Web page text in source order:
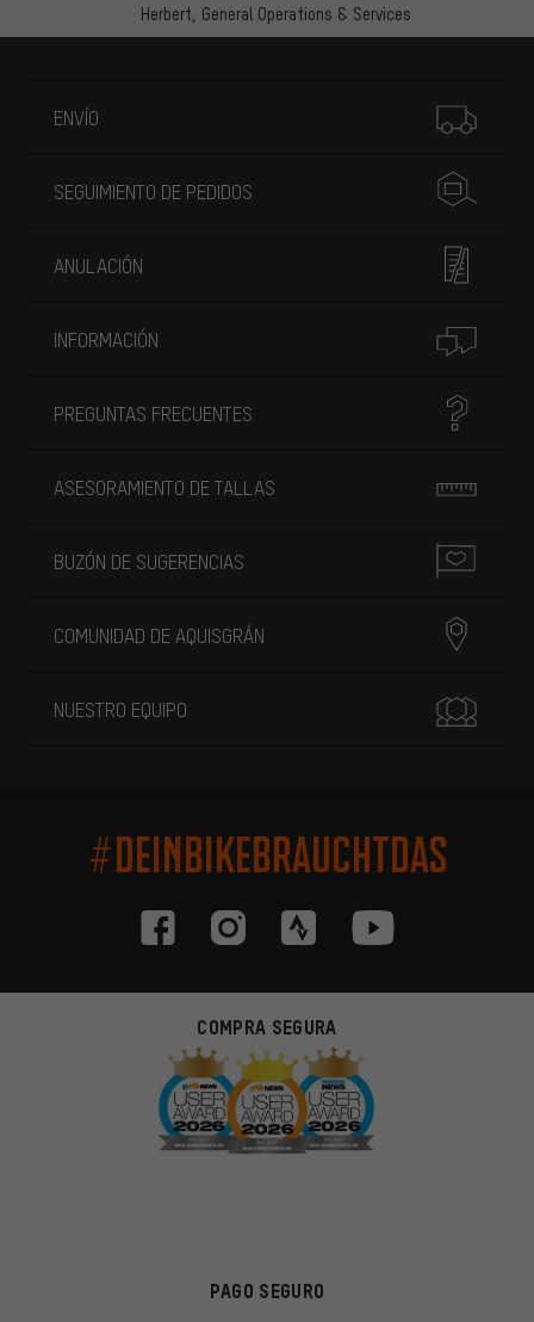
Herbert, General Operations & Services
ENVÍO
SEGUIMIENTO DE PEDIDOS
ANULACIÓN
INFORMACIÓN
PREGUNTAS FRECUENTES
ASESORAMIENTO DE TALLAS
BUZÓN DE SUGERENCIAS
COMUNIDAD DE AQUISGRÁN
NUESTRO EQUIPO
#DEINBIKEBRAUCHTDAS
COMPRA SEGURA
PAGO SEGURO